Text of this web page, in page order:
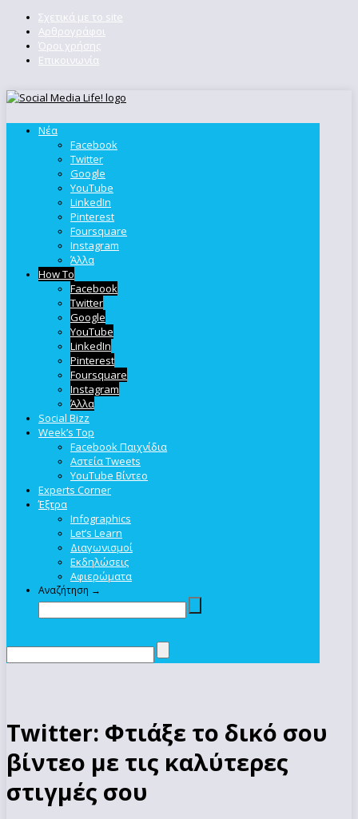
Σχετικά με το site
Αρθρογράφοι
Όροι χρήσης
Επικοινωνία
Νέα
Facebook
Twitter
Google
YouTube
LinkedIn
Pinterest
Foursquare
Instagram
Άλλα
How To
Facebook
Twitter
Google
YouTube
LinkedIn
Pinterest
Foursquare
Instagram
Άλλα
Social Bizz
Week’s Top
Facebook Παιχνίδια
Αστεία Tweets
YouTube Βίντεο
Experts Corner
Έξτρα
Infographics
Let’s Learn
Διαγωνισμοί
Εκδηλώσεις
Αφιερώματα
Αναζήτηση →
Twitter: Φτιάξε το δικό σου
βίντεο με τις καλύτερες
στιγμές σου